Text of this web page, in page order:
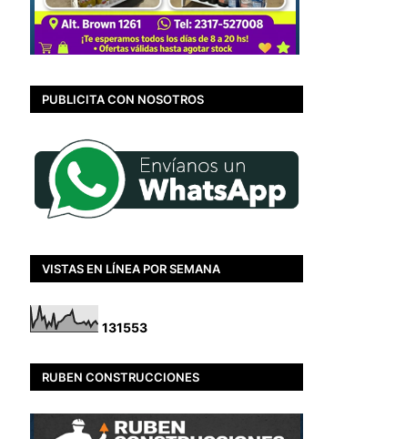
PUBLICITA CON NOSOTROS
VISTAS EN LÍNEA POR SEMANA
131553
RUBEN CONSTRUCCIONES